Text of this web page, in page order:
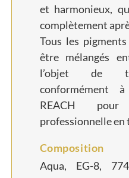
et harmonieux,
complètement
Tous les
être mélangés
l’objet de
conformément
REACH
professionnelle en
Composition
Aqua, EG-8,